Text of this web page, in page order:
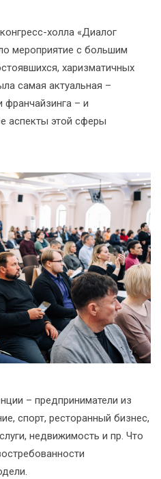
холла «Диалог
мероприятие с большим
харизматичных
самая актуальная –
франчайзинга – и
аспекты этой сферы
– предприниматели из
спорт, ресторанный бизнес,
недвижимость и пр. Что